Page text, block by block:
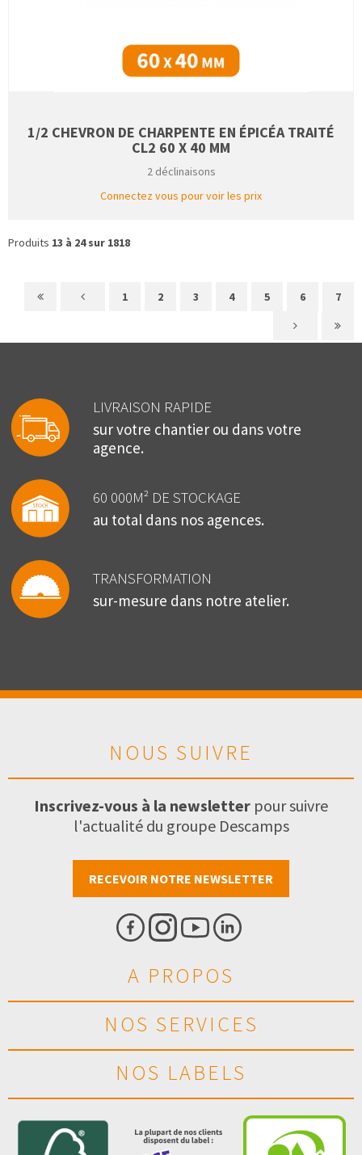
1/2 CHEVRON DE CHARPENTE EN ÉPICÉA TRAITÉ
CL2 60 X 40 MM
2 déclinaisons
Connectez vous pour voir les prix
Produits 13 à 24 sur 1818
1 2 3 4 5 6 7
LIVRAISON RAPIDE
sur votre chantier ou dans votre
agence.
60 000M² DE STOCKAGE
au total dans nos agences.
TRANSFORMATION
sur-mesure dans notre atelier.
NOUS SUIVRE
Inscrivez-vous à la newsletter pour suivre
l'actualité du groupe Descamps
RECEVOIR NOTRE NEWSLETTER
A PROPOS
NOS SERVICES
NOS LABELS